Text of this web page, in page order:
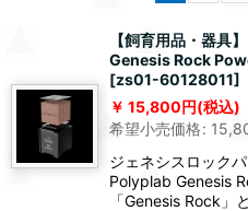
【飼育用品・器具
Genesis Rock
[zs01-60128011]
15,800円(税込)
希望小売価格:
ジェネシスロック
Polyplab Genesis
「Genesis Rock